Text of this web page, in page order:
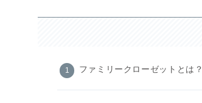
ファミリークローゼットとは？